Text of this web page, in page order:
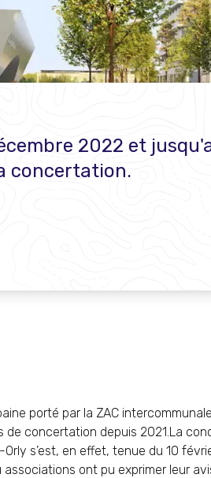
2022 et
concertation.
porté par la ZAC
de concertation depuis 2021.La
s’est, en effet, tenue du 10
ont pu exprimer leur